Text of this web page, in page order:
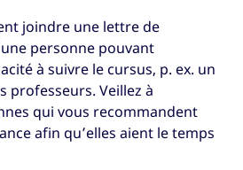
joindre une lettre de
personne pouvant
à suivre le cursus, p. ex. un
professeurs. Veillez à
qui vous recommandent
afin qu’elles aient le temps